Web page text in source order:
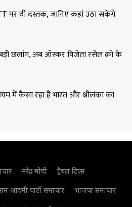
पर दी दस्तक, जानिए कहां उठा सकेंगे
बड़ी छलांग, अब ऑस्कर विजेता रसेल क्रो के
में कैसा रहा है भारत और श्रीलंका का
नरेंद्र मोदी
ट्रैवल टिप्स
आदमी पार्टी समाचार
भाजपा समाचार